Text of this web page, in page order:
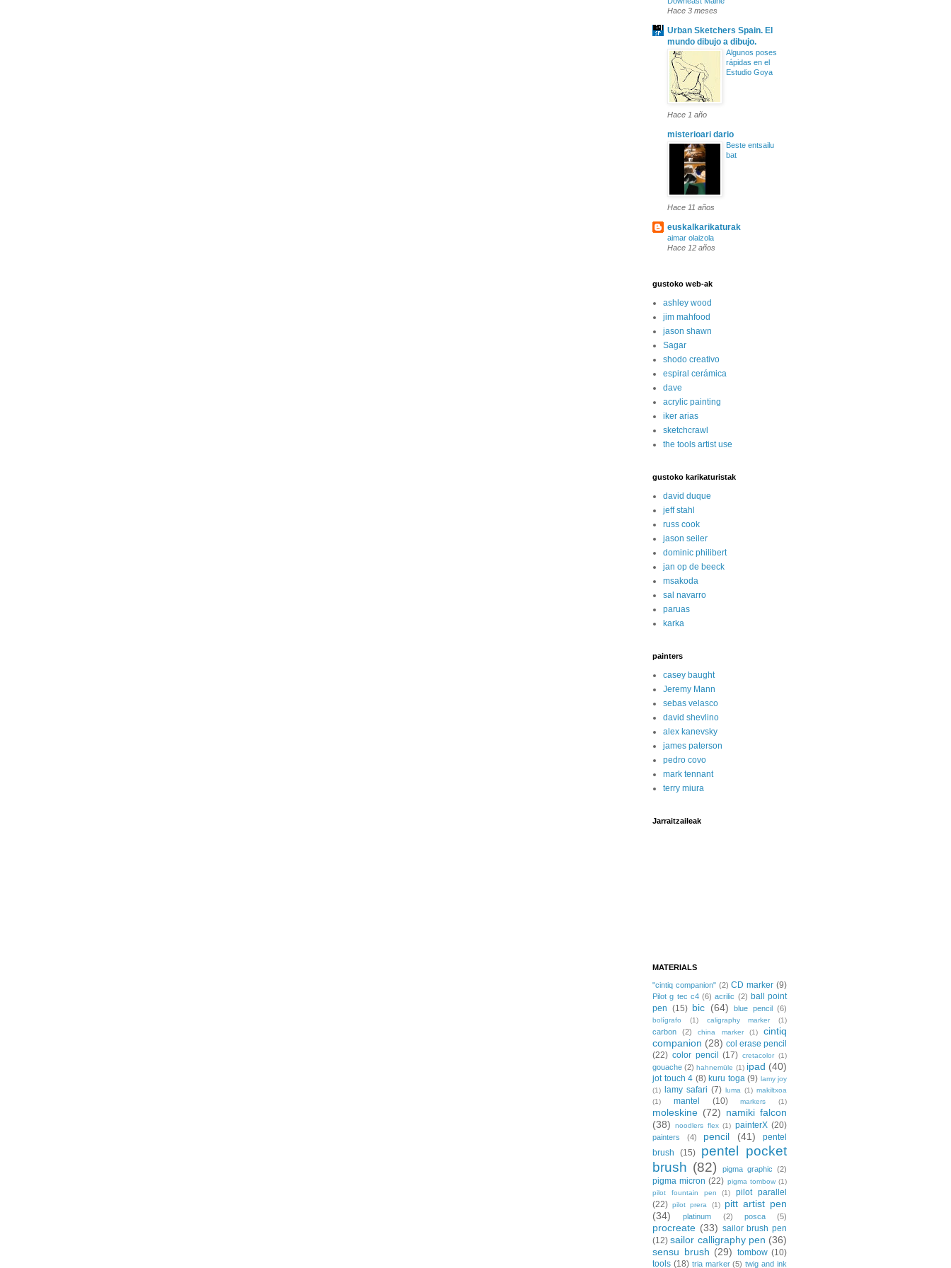
Hace 3 meses
Urban Sketchers Spain. El
mundo dibujo a dibujo.
Algunos poses
rápidas en el
Estudio Goya
Hace 1 año
misterioari dario
Beste entsailu
bat
Hace 11 años
euskalkarikaturak
aimar olaizola
Hace 12 años
gustoko web-ak
ashley wood
jim mahfood
jason shawn
Sagar
shodo creativo
espiral cerámica
dave
acrylic painting
iker arias
sketchcrawl
the tools artist use
gustoko karikaturistak
david duque
jeff stahl
russ cook
jason seiler
dominic philibert
jan op de beeck
msakoda
sal navarro
paruas
karka
painters
casey baught
Jeremy Mann
sebas velasco
david shevlino
alex kanevsky
james paterson
pedro covo
mark tennant
terry miura
Jarraitzaileak
MATERIALS
"cintiq companion" (2) CD marker (9)
Pilot g tec c4 (6) acrilic (2) ball point
pen (15) bic (64) blue pencil (6)
bolígrafo (1) caligraphy marker (1)
carbon (2) china marker (1)
cintiq
companion (28) col erase pencil
(22) color pencil (17) cretacolor (1)
gouache (2) hahnemüle (1) ipad (40)
jot touch 4 (8) kuru toga (9) lamy joy
(1) lamy safari (7) luma (1) makiltxoa
(1)
mantel (10) markers (1)
moleskine (72) namiki falcon
(38)
noodlers flex (1) painterX (20)
painters (4) pencil (41)
pentel
brush
(15)
pentel pocket
brush (82) pigma graphic (2)
pigma micron (22) pigma tombow (1)
pilot fountain pen
(1)
pilot parallel
(22) pilot prera (1)
pitt artist pen
(34)
platinum (2) posca (5)
procreate (33) sailor brush pen
(12) sailor calligraphy pen (36)
sensu brush (29) tombow (10)
tools (18) tria marker (5) twig and ink